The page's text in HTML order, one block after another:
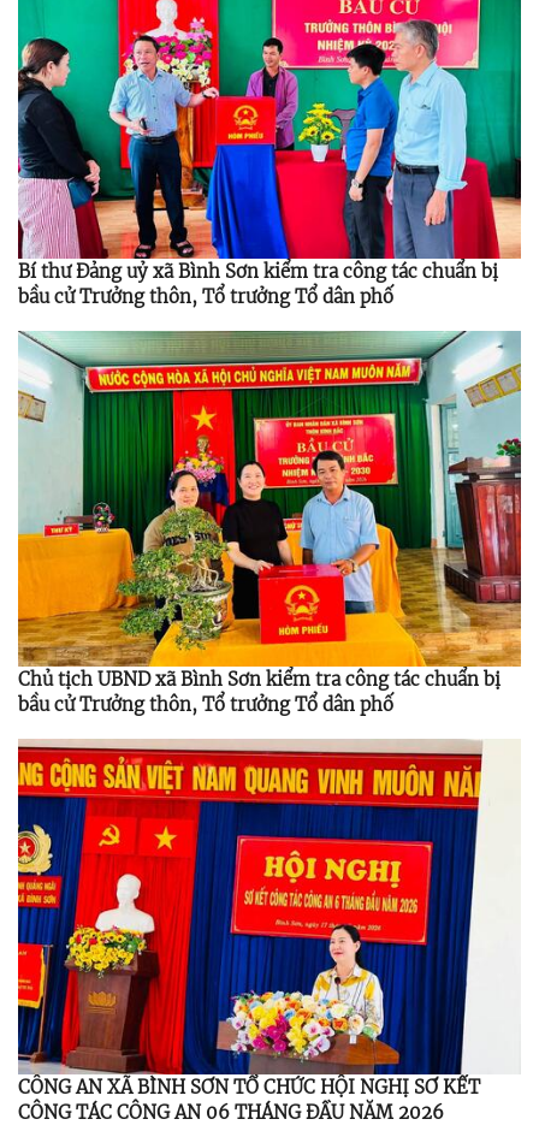
Bí thư Đảng uỷ xã Bình Sơn kiểm tra công tác chuẩn bị
bầu cử Trưởng thôn, Tổ trưởng Tổ dân phố
Chủ tịch UBND xã Bình Sơn kiểm tra công tác chuẩn bị
bầu cử Trưởng thôn, Tổ trưởng Tổ dân phố
CÔNG AN XÃ BÌNH SƠN TỔ CHỨC HỘI NGHỊ SƠ KẾT
CÔNG TÁC CÔNG AN 06 THÁNG ĐẦU NĂM 2026